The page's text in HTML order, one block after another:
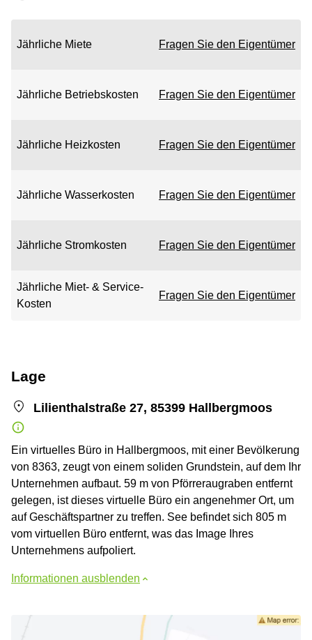
Jährliche Miete Fragen Sie den Eigentümer
Jährliche Betriebskosten Fragen Sie den Eigentümer
Jährliche Heizkosten Fragen Sie den Eigentümer
Jährliche Wasserkosten Fragen Sie den Eigentümer
Jährliche Stromkosten Fragen Sie den Eigentümer
Jährliche Miet- & Service-
Kosten
Fragen Sie den Eigentümer
Lage
Lilienthalstraße 27, 85399 Hallbergmoos
Ein virtuelles Büro in Hallbergmoos, mit einer Bevölkerung
von 8363, zeugt von einem soliden Grundstein, auf dem Ihr
Unternehmen aufbaut. 59 m von Pförreraugraben entfernt
gelegen, ist dieses virtuelle Büro ein angenehmer Ort, um
auf Geschäftspartner zu treffen. See befindet sich 805 m
vom virtuellen Büro entfernt, was das Image Ihres
Unternehmens aufpoliert.
Informationen ausblenden